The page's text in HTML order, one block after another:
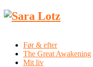
Før & efter
The Great Awakening
Mit liv